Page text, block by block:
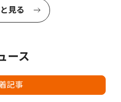
見る
ース
記事